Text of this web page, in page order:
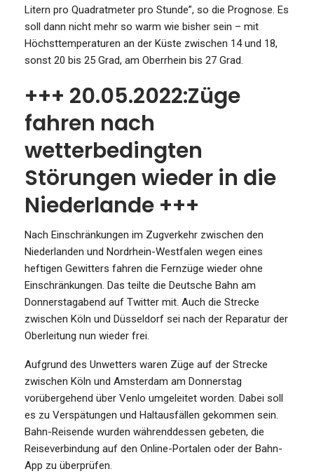
Litern pro Quadratmeter pro Stunde”, so die Prognose. Es
soll dann nicht mehr so warm wie bisher sein – mit
Höchsttemperaturen an der Küste zwischen 14 und 18,
sonst 20 bis 25 Grad, am Oberrhein bis 27 Grad.
+++ 20.05.2022:Züge
fahren nach
wetterbedingten
Störungen wieder in die
Niederlande +++
Nach Einschränkungen im Zugverkehr zwischen den
Niederlanden und Nordrhein-Westfalen wegen eines
heftigen Gewitters fahren die Fernzüge wieder ohne
Einschränkungen. Das teilte die Deutsche Bahn am
Donnerstagabend auf Twitter mit. Auch die Strecke
zwischen Köln und Düsseldorf sei nach der Reparatur der
Oberleitung nun wieder frei.
Aufgrund des Unwetters waren Züge auf der Strecke
zwischen Köln und Amsterdam am Donnerstag
vorübergehend über Venlo umgeleitet worden. Dabei soll
es zu Verspätungen und Haltausfällen gekommen sein.
Bahn-Reisende wurden währenddessen gebeten, die
Reiseverbindung auf den Online-Portalen oder der Bahn-
App zu überprüfen.